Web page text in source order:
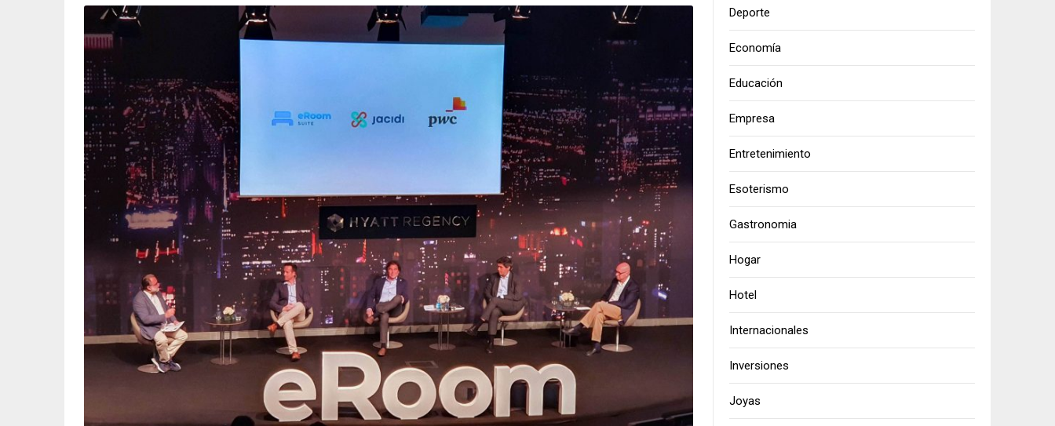
Deporte
Economía
Educación
Empresa
Entretenimiento
Esoterismo
Gastronomia
Hogar
Hotel
Internacionales
Inversiones
Joyas